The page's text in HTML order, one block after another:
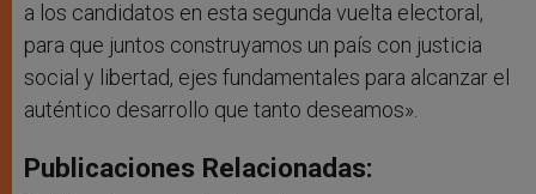
a los candidatos en esta segunda vuelta electoral,
para que juntos construyamos un país con justicia
social y libertad, ejes fundamentales para alcanzar el
auténtico desarrollo que tanto deseamos».
Publicaciones Relacionadas: